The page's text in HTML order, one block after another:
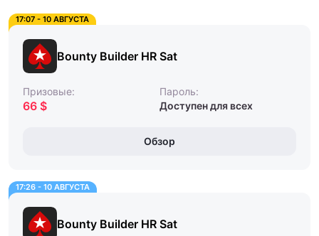
17:07 - 10 АВГУСТА
Bounty Builder HR Sat
Призовые:
66 $
Пароль:
Доступен для всех
Обзор
17:26 - 10 АВГУСТА
Bounty Builder HR Sat